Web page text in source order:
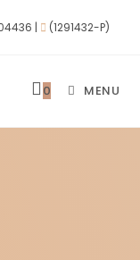
| (1291432-P)
0 MENU